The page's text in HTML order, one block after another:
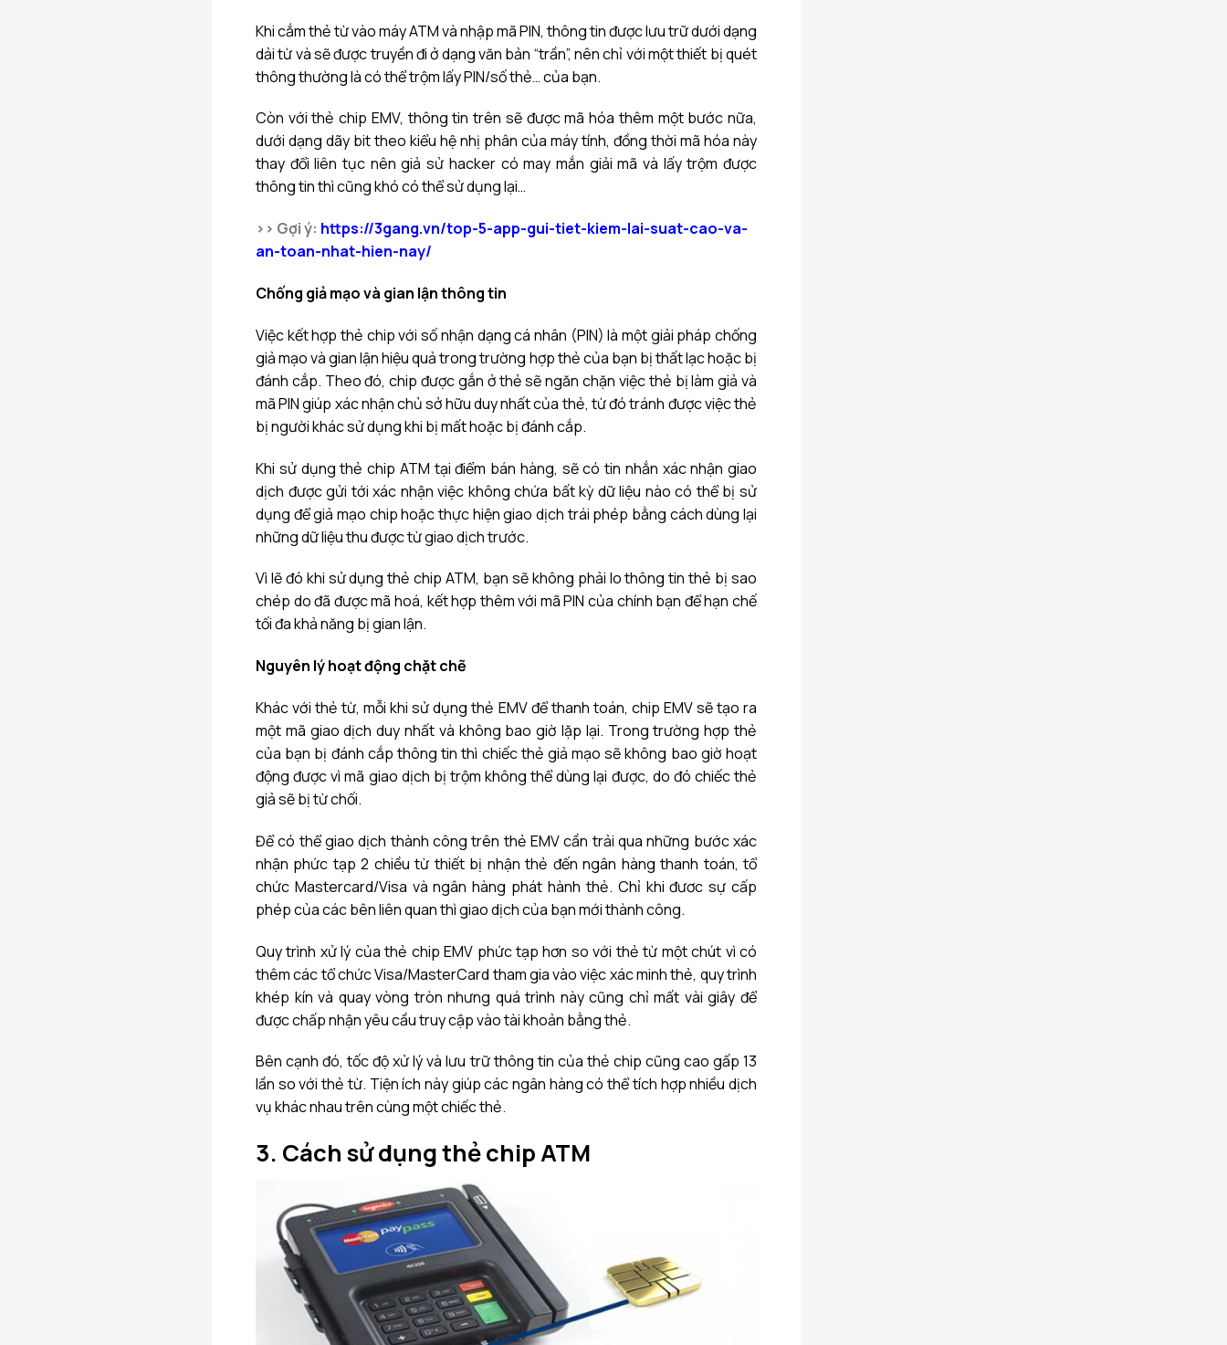
Khi cắm thẻ từ vào máy ATM và nhập mã PIN, thông tin được lưu trữ dưới dạng
dải từ và sẽ được truyền đi ở dạng văn bản “trần”, nên chỉ với một thiết bị quét
thông thường là có thể trộm lấy PIN/số thẻ… của bạn.
Còn với thẻ chip EMV, thông tin trên sẽ được mã hóa thêm một bước nữa,
dưới dạng dãy bit theo kiểu hệ nhị phân của máy tính, đồng thời mã hóa này
thay đổi liên tục nên giả sử hacker có may mắn giải mã và lấy trộm được
thông tin thì cũng khó có thể sử dụng lại…
>> Gợi ý: https://3gang.vn/top-5-app-gui-tiet-kiem-lai-suat-cao-va-
an-toan-nhat-hien-nay/
Chống giả mạo và gian lận thông tin
Việc kết hợp thẻ chip với số nhận dạng cá nhân (PIN) là một giải pháp chống
giả mạo và gian lận hiệu quả trong trường hợp thẻ của bạn bị thất lạc hoặc bị
đánh cắp. Theo đó, chip được gắn ở thẻ sẽ ngăn chặn việc thẻ bị làm giả và
mã PIN giúp xác nhận chủ sở hữu duy nhất của thẻ, từ đó tránh được việc thẻ
bị người khác sử dụng khi bị mất hoặc bị đánh cắp.
Khi sử dụng thẻ chip ATM tại điểm bán hàng, sẽ có tin nhắn xác nhận giao
dịch được gửi tới xác nhận việc không chứa bất kỳ dữ liệu nào có thể bị sử
dụng để giả mạo chip hoặc thực hiện giao dịch trái phép bằng cách dùng lại
những dữ liệu thu được từ giao dịch trước.
Vì lẽ đó khi sử dụng thẻ chip ATM, bạn sẽ không phải lo thông tin thẻ bị sao
chép do đã được mã hoá, kết hợp thêm với mã PIN của chính bạn để hạn chế
tối đa khả năng bị gian lận.
Nguyên lý hoạt động chặt chẽ
Khác với thẻ từ, mỗi khi sử dụng thẻ EMV để thanh toán, chip EMV sẽ tạo ra
một mã giao dịch duy nhất và không bao giờ lặp lại. Trong trường hợp thẻ
của bạn bị đánh cắp thông tin thì chiếc thẻ giả mạo sẽ không bao giờ hoạt
động được vì mã giao dịch bị trộm không thể dùng lại được, do đó chiếc thẻ
giả sẽ bị từ chối.
Để có thể giao dịch thành công trên thẻ EMV cần trải qua những bước xác
nhận phức tạp 2 chiều từ thiết bị nhận thẻ đến ngân hàng thanh toán, tổ
chức Mastercard/Visa và ngân hàng phát hành thẻ. Chỉ khi đươc sự cấp
phép của các bên liên quan thì giao dịch của bạn mới thành công.
Quy trình xử lý của thẻ chip EMV phức tạp hơn so với thẻ từ một chút vì có
thêm các tổ chức Visa/MasterCard tham gia vào việc xác minh thẻ, quy trình
khép kín và quay vòng tròn nhưng quá trình này cũng chỉ mất vài giây để
được chấp nhận yêu cầu truy cập vào tài khoản bằng thẻ.
Bên cạnh đó, tốc độ xử lý và lưu trữ thông tin của thẻ chip cũng cao gấp 13
lần so với thẻ từ. Tiện ích này giúp các ngân hàng có thể tích hợp nhiều dịch
vụ khác nhau trên cùng một chiếc thẻ.
3. Cách sử dụng thẻ chip ATM